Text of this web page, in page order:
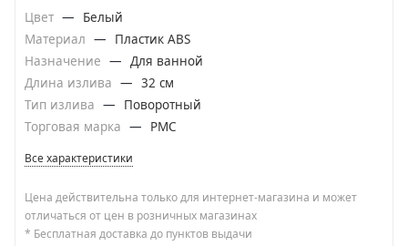
Цвет —
Белый
Материал —
Пластик ABS
Назначение — Для ванной
Длина излива — 32 см
Тип излива —
Поворотный
Торговая марка — РМС
Все характеристики
Цена действительна только для интернет-магазина и может
отличаться от цен в розничных магазинах
* Бесплатная доставка до пунктов выдачи